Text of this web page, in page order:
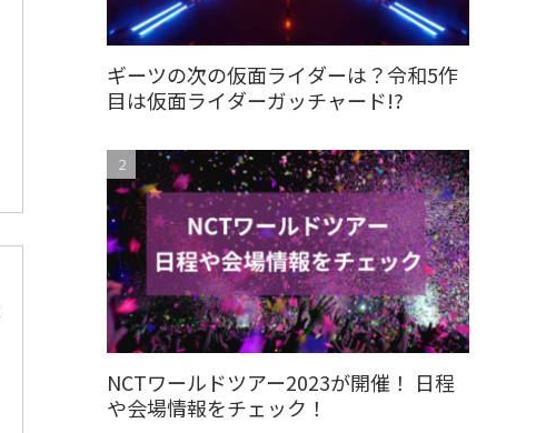
ギーツの次の仮面ライダーは？令和5作
目は仮面ライダーガッチャード!?
NCTワールドツアー2023が開催！ 日程
や会場情報をチェック！